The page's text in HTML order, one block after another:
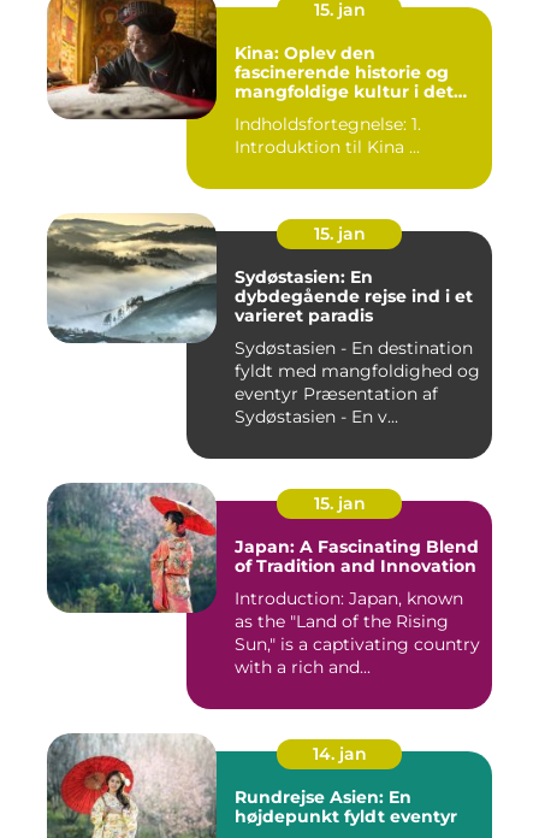
15. jan
Kina: Oplev den
fascinerende historie og
mangfoldige kultur i det
Indholdsfortegnelse: 1.
Introduktion til Kina ...
15. jan
Sydøstasien: En
dybdegående rejse ind i et
varieret paradis
Sydøstasien - En destination
fyldt med mangfoldighed og
eventyr Præsentation af
Sydøstasien - En v...
15. jan
Japan: A Fascinating Blend
of Tradition and Innovation
Introduction: Japan, known
as the "Land of the Rising
Sun," is a captivating country
with a rich and...
14. jan
Rundrejse Asien: En
højdepunkt fyldt eventyr